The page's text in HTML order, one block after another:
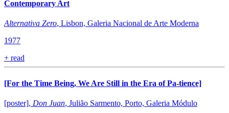
Contemporary Art
Alternativa Zero, Lisbon, Galeria Nacional de Arte Moderna
1977
+ read
[For the Time Being, We Are Still in the Era of Pa-tience]
[poster], Don Juan, Julião Sarmento, Porto, Galeria Módulo